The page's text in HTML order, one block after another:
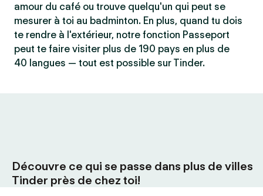
amour du café ou trouve quelqu'un qui peut se
mesurer à toi au badminton. En plus, quand tu dois
te rendre à l'extérieur, notre fonction Passeport
peut te faire visiter plus de 190 pays en plus de
40 langues — tout est possible sur Tinder.
Découvre ce qui se passe dans plus de villes
Tinder près de chez toi!